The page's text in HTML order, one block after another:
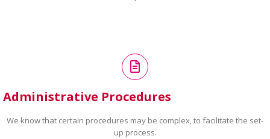
Administrative Procedures
We know that certain procedures may be complex, to facilitate the set-
up process.